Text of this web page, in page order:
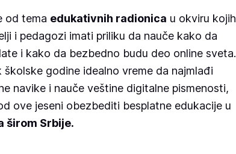
od tema edukativnih radionica u okviru kojih
i pedagozi imati priliku da nauče kako da
i kako da bezbedno budu deo online sveta.
školske godine idealno vreme da najmlađi
navike i nauče veštine digitalne pismenosti,
ove jeseni obezbediti besplatne edukacije u
širom Srbije.